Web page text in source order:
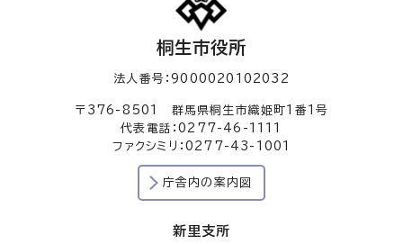
桐生市役所
法人番号：9000020102032
〒376-8501 群馬県桐生市織姫町1番1号
代表電話：0277-46-1111
ファクシミリ：0277-43-1001
庁舎内の案内図
新里支所